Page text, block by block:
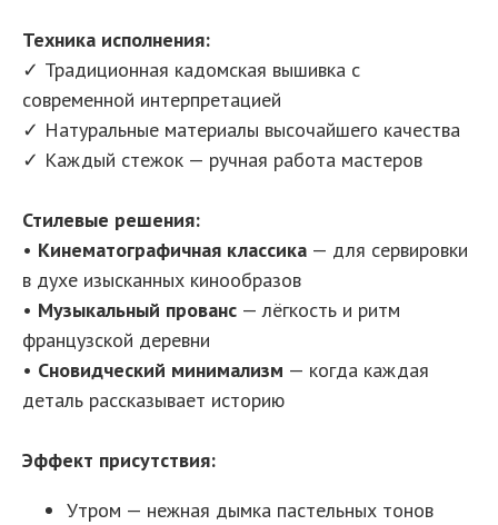
Техника исполнения:
✓ Традиционная кадомская вышивка с
современной интерпретацией
✓ Натуральные материалы высочайшего качества
✓ Каждый стежок — ручная работа мастеров
Стилевые решения:
• Кинематографичная классика — для сервировки
в духе изысканных кинообразов
• Музыкальный прованс — лёгкость и ритм
французской деревни
• Сновидческий минимализм — когда каждая
деталь рассказывает историю
Эффект присутствия:
Утром — нежная дымка пастельных тонов